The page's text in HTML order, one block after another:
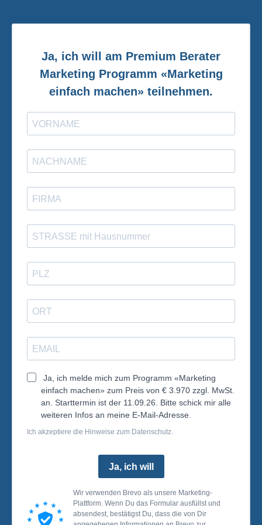
Ja, ich will am Premium Berater
Marketing Programm «Marketing
einfach machen» teilnehmen.
Ja, ich melde mich zum Programm «Marketing
einfach machen» zum Preis von € 3.970 zzgl. MwSt.
an. Starttermin ist der 11.09.26. Bitte schick mir alle
weiteren Infos an meine E-Mail-Adresse.
Ich akzeptiere die Hinweise zum Datenschutz.
Ja, ich will
Wir verwenden Brevo als unsere Marketing-
Plattform. Wenn Du das Formular ausfüllst und
absendest, bestätigst Du, dass die von Dir